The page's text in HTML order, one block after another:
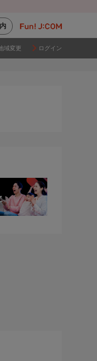
域変更 ログイン